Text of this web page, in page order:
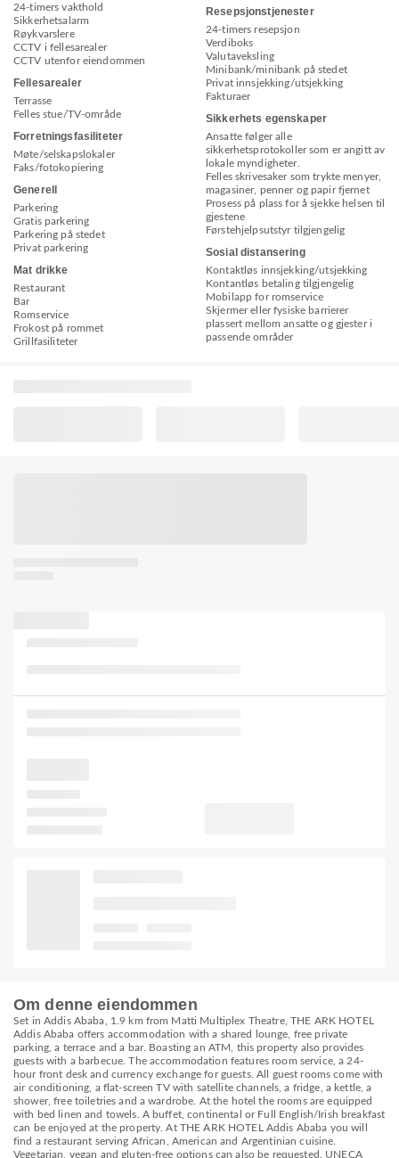
24-timers vakthold
Sikkerhetsalarm
Røykvarslere
CCTV i fellesarealer
CCTV utenfor eiendommen
Fellesarealer
Terrasse
Felles stue/TV-område
Forretningsfasiliteter
Møte/selskapslokaler
Faks/fotokopiering
Generell
Parkering
Gratis parkering
Parkering på stedet
Privat parkering
Mat drikke
Restaurant
Bar
Romservice
Frokost på rommet
Grillfasiliteter
Resepsjonstjenester
24-timers resepsjon
Verdiboks
Valutaveksling
Minibank/minibank på stedet
Privat innsjekking/utsjekking
Fakturaer
Sikkerhets egenskaper
Ansatte følger alle
sikkerhetsprotokoller som er angitt av
lokale myndigheter.
Felles skrivesaker som trykte menyer,
magasiner, penner og papir fjernet
Prosess på plass for å sjekke helsen til
gjestene
Førstehjelpsutstyr tilgjengelig
Sosial distansering
Kontaktløs innsjekking/utsjekking
Kontantløs betaling tilgjengelig
Mobilapp for romservice
Skjermer eller fysiske barrierer
plassert mellom ansatte og gjester i
passende områder
Om denne eiendommen
Set in Addis Ababa, 1.9 km from Matti Multiplex Theatre, THE ARK HOTEL
Addis Ababa offers accommodation with a shared lounge, free private
parking, a terrace and a bar. Boasting an ATM, this property also provides
guests with a barbecue. The accommodation features room service, a 24-
hour front desk and currency exchange for guests. All guest rooms come with
air conditioning, a flat-screen TV with satellite channels, a fridge, a kettle, a
shower, free toiletries and a wardrobe. At the hotel the rooms are equipped
with bed linen and towels. A buffet, continental or Full English/Irish breakfast
can be enjoyed at the property. At THE ARK HOTEL Addis Ababa you will
find a restaurant serving African, American and Argentinian cuisine.
Vegetarian, vegan and gluten-free options can also be requested. UNECA